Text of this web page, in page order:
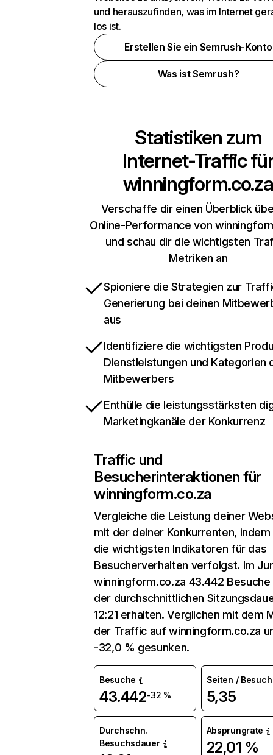
und herauszufinden, was im Internet
los ist.
Erstellen Sie ein Semrush-Konto
Was ist Semrush?
Statistiken zum
Internet-Traffic
winningform.co.za
Verschaffe dir einen Überblick
Online-Performance von
und schau dir die wichtigsten
Metriken an
Spioniere die Strategien zur
Generierung bei deinen
aus
Identifiziere die wichtigsten
Dienstleistungen und Kategorien
Mitbewerbers
Enthülle die leistungsstärksten
Marketingkanäle der Konkurrenz
Traffic und
Besucherinteraktionen für
winningform.co.za
Vergleiche die Leistung deiner
mit der deiner Konkurrenten, indem
die wichtigsten Indikatoren für das
Besucherverhalten verfolgst. Im
winningform.co.za 43.442 Besuche
der durchschnittlichen
12:21 erhalten. Verglichen mit dem
der Traffic auf winningform.co.za
-32,0 % gesunken.
Besuche
43.442-32 %
Seiten / Besuch
5,35
Durchschn.
Besuchsdauer
Absprungrate
22,01 %